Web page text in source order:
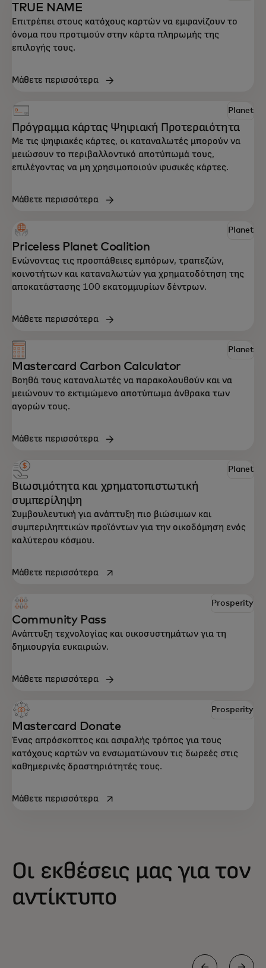
λύσεις της Mastercard για να βοηθήσετε
την επιχείρησή σας να συμβάλλει
ουσιαστικά.
TRUE NAME
Επιτρέπει στους κατόχους καρτών να εμφανίζουν το
όνομα που προτιμούν στην κάρτα πληρωμής της
επιλογής τους.
Μάθετε περισσότερα
Planet
Πρόγραμμα κάρτας Ψηφιακή Προτεραιότητα
Με τις ψηφιακές κάρτες, οι καταναλωτές μπορούν να
μειώσουν το περιβαλλοντικό αποτύπωμά τους,
επιλέγοντας να μη χρησιμοποιούν φυσικές κάρτες.
Μάθετε περισσότερα
Planet
Priceless Planet Coalition
Ενώνοντας τις προσπάθειες εμπόρων, τραπεζών,
κοινοτήτων και καταναλωτών για χρηματοδότηση της
αποκατάστασης 100 εκατομμυρίων δέντρων.
Μάθετε περισσότερα
Planet
Mastercard Carbon Calculator
Βοηθά τους καταναλωτές να παρακολουθούν και να
μειώνουν το εκτιμώμενο αποτύπωμα άνθρακα των
αγορών τους.
Μάθετε περισσότερα
Planet
Βιωσιμότητα και χρηματοπιστωτική
συμπερίληψη
Συμβουλευτική για ανάπτυξη πιο βιώσιμων και
συμπεριληπτικών προϊόντων για την οικοδόμηση ενός
καλύτερου κόσμου.
Μάθετε περισσότεραopens in a new tab
Prosperity
Community Pass
Ανάπτυξη τεχνολογίας και οικοσυστημάτων για τη
δημιουργία ευκαιριών.
Μάθετε περισσότερα
Prosperity
Mastercard Donate
Ένας απρόσκοπτος και ασφαλής τρόπος για τους
κατόχους καρτών να ενσωματώνουν τις δωρεές στις
καθημερινές δραστηριότητές τους.
Μάθετε περισσότεραopens in a new tab
Οι εκθέσεις μας για τον
αντίκτυπο